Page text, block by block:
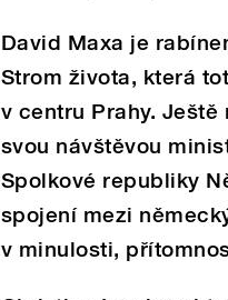
David Maxa je
Strom života, která
v centru Prahy.
svou návštěvou
Spolkové republiky
spojení mezi
v minulosti,